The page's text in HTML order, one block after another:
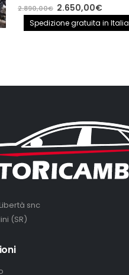
out of 5
2.890,00€ Il
prezzo
originale
2.650,00€Il
prezzo
attuale
Spedizione gratuita in Italia
snc
(SR)